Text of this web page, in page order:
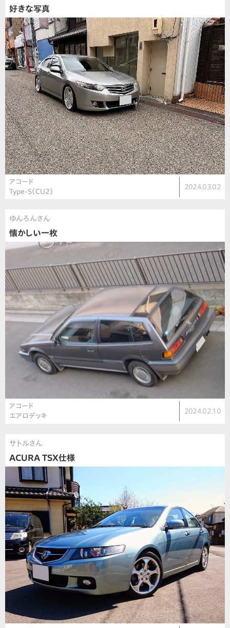
好きな写真
アコード
Type-S（CU2）
2024.03.02
ゆんろんさん
懐かしい一枚
アコード
エアロデッキ
2024.02.10
サトルさん
ACURA TSX仕様